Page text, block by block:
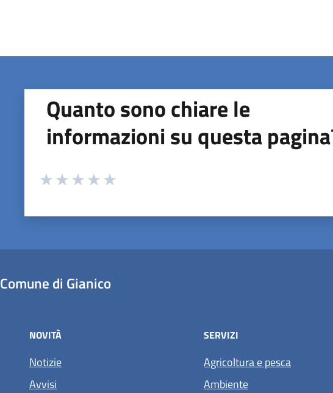
Quanto sono chiare le
informazioni su questa
Valuta da 1 a 5 stelle la pagina
Comune di Gianico
NOVITÀ
Notizie
Avvisi
SERVIZI
Agricoltura e pesca
Ambiente